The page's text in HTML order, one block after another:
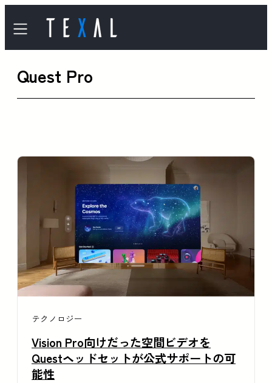
容
を
Quest Pro
テクノロジー
Vision Pro向けだった空間ビデオを
Questヘッドセットが公式サポートの可
能性